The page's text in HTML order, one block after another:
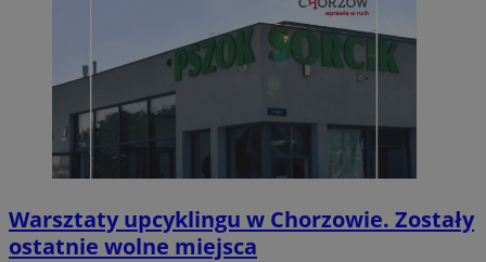
Warsztaty upcyklingu w Chorzowie. Zostały
ostatnie wolne miejsca